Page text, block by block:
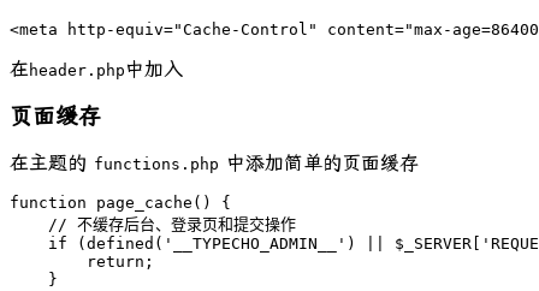
<meta http-equiv="Cache-Control" content="max-
在 header.php 中加入
页面缓存
在主题的 functions.php 中添加简单的页面缓存
function page_cache() {
    // 不缓存后台、登录页和提交操作
if (defined('__TYPECHO_ADMIN__') ||
        return;
    }